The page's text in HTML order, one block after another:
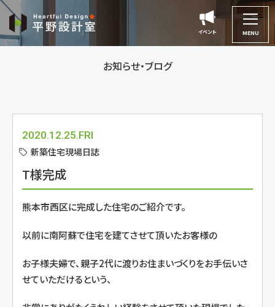
イベント
平
野
設
イベント MENU
お知らせ・ブログ
2020.12.25.FRI
新築住宅現場日誌
T様完成
熊本市西区に完成した住宅のご紹介です。
以前に南阿蘇で住宅を建てさせて頂いたお客様の
お子様夫婦で、親子2代に渡りお住まいづくりをお手伝いさ
せていただけるという、